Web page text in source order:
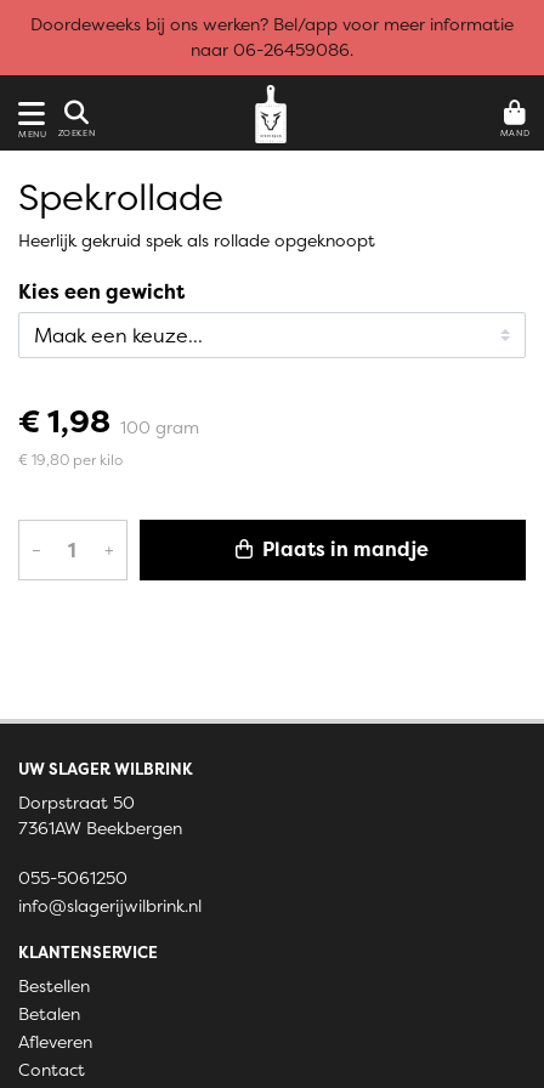
Doordeweeks bij ons werken? Bel/app voor meer informatie
naar 06-26459086.
MENU ZOEKEN MAND
Spekrollade
Heerlijk gekruid spek als rollade opgeknoopt
Kies een gewicht
€ 1,98 100 gram
€ 19,80 per kilo
– + Plaats in mandje
UW SLAGER WILBRINK
Dorpstraat 50
7361AW Beekbergen
055-5061250
info@slagerijwilbrink.nl
KLANTENSERVICE
Bestellen
Betalen
Afleveren
Contact